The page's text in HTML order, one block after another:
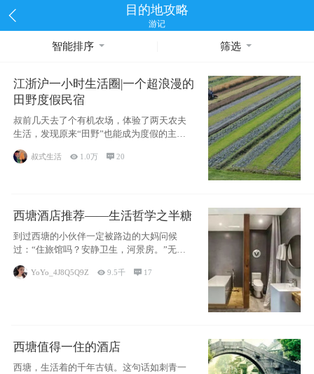
目的地攻略
游记
智能排序 筛选
江浙沪一小时生活圈|一个超浪漫的
田野度假民宿
叔前几天去了个有机农场，体验了两天农夫
生活，发现原来“田野”也能成为度假的主旋
律。江
叔式生活  1.0万 20
西塘酒店推荐——生活哲学之半糖
到过西塘的小伙伴一定被路边的大妈问候
过：“住旅馆吗？安静卫生，河景房。”无意
YoYo_4J8Q5Q9Z 9.5千  17
西塘值得一住的酒店
西塘，生活着的千年古镇。这句话如刺青一